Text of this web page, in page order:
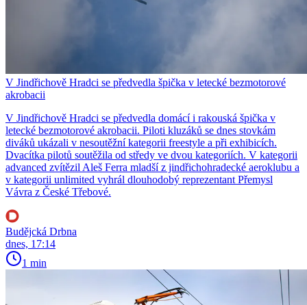
V Jindřichově Hradci se předvedla špička v letecké bezmotorové
akrobacii
V Jindřichově Hradci se předvedla domácí i rakouská špička v
letecké bezmotorové akrobacii. Piloti kluzáků se dnes stovkám
diváků ukázali v nesoutěžní kategorii freestyle a při exhibicích.
Dvacítka pilotů soutěžila od středy ve dvou kategoriích. V kategorii
advanced zvítězil Aleš Ferra mladší z jindřichohradecké aeroklubu a
v kategorii unlimited vyhrál dlouhodobý reprezentant Přemysl
Vávra z České Třebové.
Budějcká Drbna
dnes, 17:14
1 min